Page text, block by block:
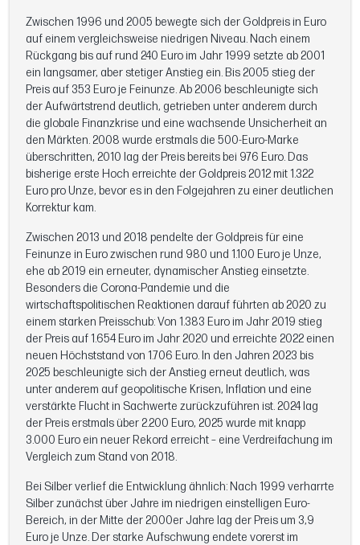
Zwischen 1996 und 2005 bewegte sich der Goldpreis in Euro
auf einem vergleichsweise niedrigen Niveau. Nach einem
Rückgang bis auf rund 240 Euro im Jahr 1999 setzte ab 2001
ein langsamer, aber stetiger Anstieg ein. Bis 2005 stieg der
Preis auf 353 Euro je Feinunze. Ab 2006 beschleunigte sich
der Aufwärtstrend deutlich, getrieben unter anderem durch
die globale Finanzkrise und eine wachsende Unsicherheit an
den Märkten. 2008 wurde erstmals die 500-Euro-Marke
überschritten, 2010 lag der Preis bereits bei 976 Euro. Das
bisherige erste Hoch erreichte der Goldpreis 2012 mit 1.322
Euro pro Unze, bevor es in den Folgejahren zu einer deutlichen
Korrektur kam.
Zwischen 2013 und 2018 pendelte der Goldpreis für eine
Feinunze in Euro zwischen rund 980 und 1.100 Euro je Unze,
ehe ab 2019 ein erneuter, dynamischer Anstieg einsetzte.
Besonders die Corona-Pandemie und die
wirtschaftspolitischen Reaktionen darauf führten ab 2020 zu
einem starken Preisschub: Von 1.383 Euro im Jahr 2019 stieg
der Preis auf 1.654 Euro im Jahr 2020 und erreichte 2022 einen
neuen Höchststand von 1.706 Euro. In den Jahren 2023 bis
2025 beschleunigte sich der Anstieg erneut deutlich, was
unter anderem auf geopolitische Krisen, Inflation und eine
verstärkte Flucht in Sachwerte zurückzuführen ist. 2024 lag
der Preis erstmals über 2.200 Euro, 2025 wurde mit knapp
3.000 Euro ein neuer Rekord erreicht – eine Verdreifachung im
Vergleich zum Stand von 2018.
Bei Silber verlief die Entwicklung ähnlich: Nach 1999 verharrte
Silber zunächst über Jahre im niedrigen einstelligen Euro-
Bereich, in der Mitte der 2000er Jahre lag der Preis um 3,9
Euro je Unze. Der starke Aufschwung endete vorerst im